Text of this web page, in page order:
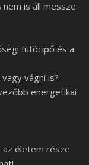
is áll messze
futócipő és a
vágni is?
energetikai
az életem része